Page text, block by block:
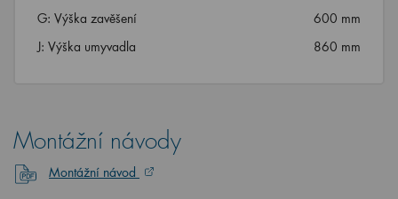
G: Výška zavěšení
600 mm
J: Výška umyvadla
860 mm
Montážní návody
Montážní návod